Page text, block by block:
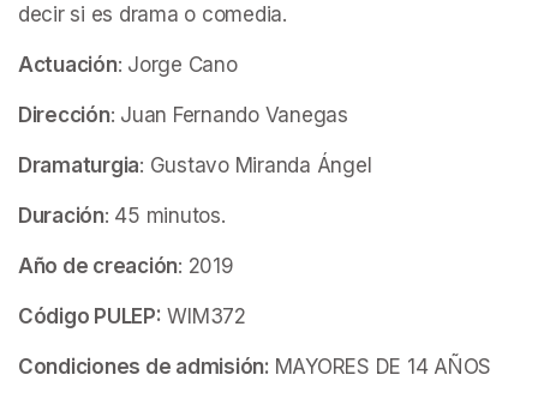
decir si es drama o comedia.
Actuación: Jorge Cano
Dirección: Juan Fernando Vanegas
Dramaturgia: Gustavo Miranda Ángel
Duración: 45 minutos.
Año de creación: 2019
Código PULEP: WIM372
Condiciones de admisión: MAYORES DE 14 AÑOS